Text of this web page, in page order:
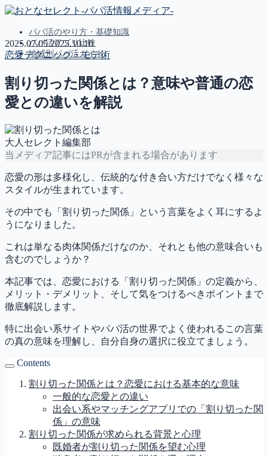
パパ活のやり方・基礎知識
パパ活アプリ比較
地域別パパ活ガイド
MENU
パパ活のやり方・基礎知識
パパ活アプリ比較
地域別パパ活ガイド
2025.07.052025.10.10
恋愛テクニック・モテ術
割り切った関係とは？意味や普通の恋
愛との違いを解説
大人セレクト編集部
当メディア記事にはPRが含まれる場合があります
恋愛の形は多様化し、伝統的な付き合い方だけでなく様々な
スタイルが生まれています。
その中でも「割り切った関係」という言葉をよく耳にするよ
うになりました。
これは単なる肉体関係だけなのか、それとも他の意味合いも
含むのでしょうか？
本記事では、恋愛における「割り切った関係」の定義から、
メリット・デメリット、そして気をつけるべきポイントまで
徹底解説します。
特に出会い系サイトやパパ活の世界でよく使われるこの言葉
の真の意味を理解し、自分自身の選択に役立てましょう。
Contents
割り切った関係とは？恋愛における基本的な意味
一般的な恋愛との違い
出会い系やマッチングアプリでの「割り切った関
係」の意味
割り切った関係が求められる背景と心理
既婚者が割り切った関係を望む心理